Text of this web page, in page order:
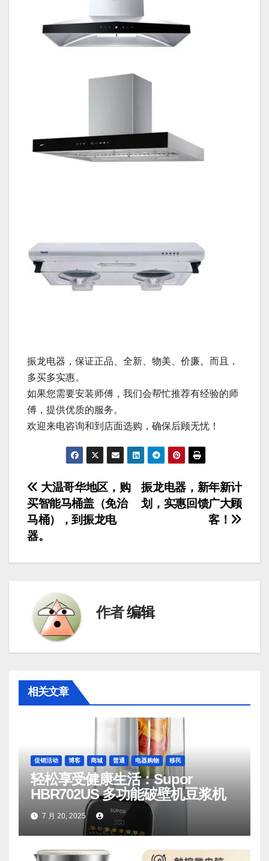
振龙电器，保证正品、全新、物美、价廉。而且，
多买多实惠。
如果您需要安装师傅，我们会帮忙推荐有经验的师
傅，提供优质的服务。
欢迎来电咨询和到店面选购，确保后顾无忧！
文
章
导
航
振龙电器，新年新计
划，实惠回馈广大顾
客！
大温哥华地区，购
买智能马桶盖（免治
马桶），到振龙电
器。
作者编辑
相关文章
促销活动 博客 商城 普通 电器购物 移民
轻松享受健康生活：Supor
HBR702US 多功能破壁机豆浆机
7 月 20, 2025